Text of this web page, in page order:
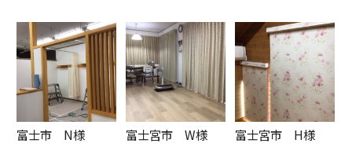
富士市 N様 富士宮市 W様 富士宮市 H様